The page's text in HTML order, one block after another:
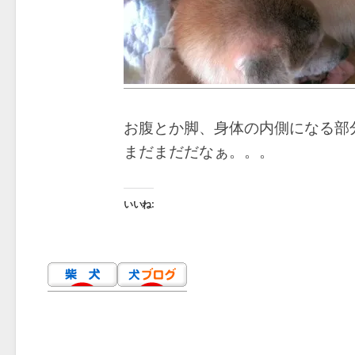
お腹とか脚、身体の内側になる部
まだまだだなぁ。。。
いいね: